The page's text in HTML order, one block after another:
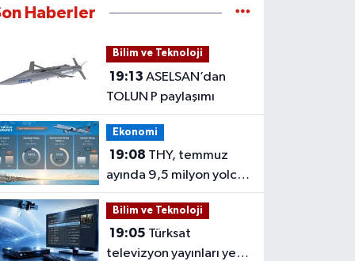
Haberler
Bilim ve Teknoloji
19:13
TOLUN P paylaşımı
Ekonomi
19:08
ayında 9,5 milyon yolcu
taşıdı
Bilim ve Teknoloji
19:05
televizyon yayınları yeni